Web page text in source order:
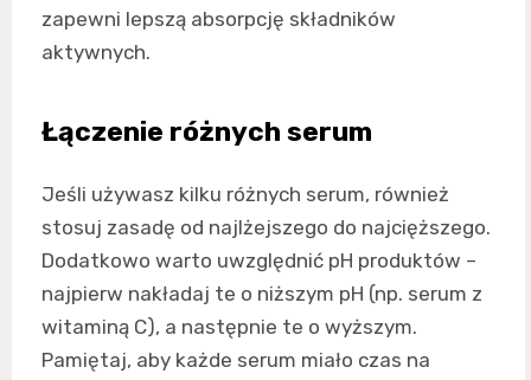
zapewni lepszą absorpcję składników
aktywnych.
Łączenie różnych serum
Jeśli używasz kilku różnych serum, również
stosuj zasadę od najlżejszego do najcięższego.
Dodatkowo warto uwzględnić pH produktów –
najpierw nakładaj te o niższym pH (np. serum z
witaminą C), a następnie te o wyższym.
Pamiętaj, aby każde serum miało czas na